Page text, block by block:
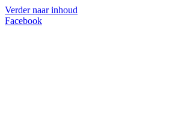
Verder naar inhoud
Facebook